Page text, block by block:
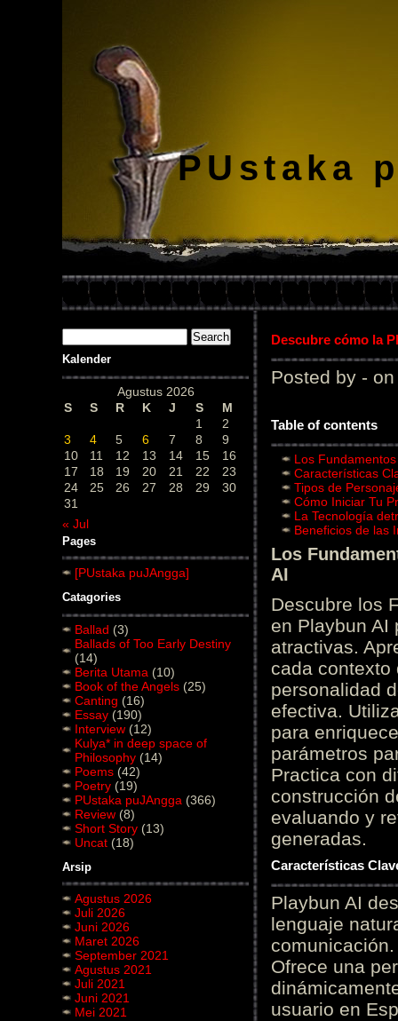
PUstaka
Kalender
Agustus 2026
S
S R K J S
M
1
2
3
4 5 6 7 8
9
10
11 12 13 14 15
16
17
18 19 20 21 22
23
24
25 26 27 28 29
30
31
« Jul
Pages
[PUstaka puJAngga]
Catagories
Ballad (3)
Ballads of Too Early Destiny
(14)
Berita Utama (10)
Book of the Angels (25)
Canting (16)
Essay (190)
Interview (12)
Kulya* in deep space of
Philosophy (14)
Poems (42)
Poetry (19)
PUstaka puJAngga (366)
Review (8)
Short Story (13)
Uncat (18)
Arsip
Agustus 2026
Juli 2026
Juni 2026
Maret 2026
September 2021
Agustus 2021
Juli 2021
Juni 2021
Mei 2021
Descubre cómo la
Posted by - on
Table of contents
Los
Características
Tipos de
Cómo Iniciar Tu
La Tecnología
Beneficios de las
Los
AI
Descubre los
en Playbun AI
atractivas.
cada contexto
personalidad
efectiva.
para
parámetros
Practica con
construcción
evaluando y
generadas.
Características
Playbun AI
lenguaje
comunicación.
Ofrece una
usuario en